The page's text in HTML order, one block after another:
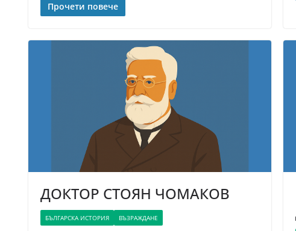
Прочети повече
ДОКТОР СТОЯН ЧОМАКОВ
БЪЛГАРСКА ИСТОРИЯ ВЪЗРАЖДАНЕ